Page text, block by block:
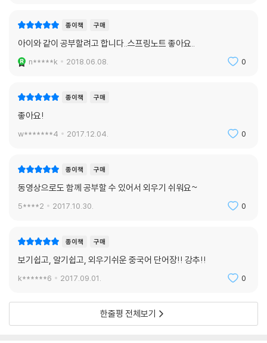
종이책 구매
아이와 같이 공부할려고 합니다..스프링노트 좋아요..
n*****k 2018.06.08. 0
종이책 구매
좋아요!
w*******4 2017.12.04. 0
종이책 구매
동영상으로도 함께 공부할 수 있어서 외우기 쉬워요~
5****2 2017.10.30. 0
종이책 구매
보기쉽고, 알기쉽고, 외우기쉬운 중국어 단어장!! 강추!!
k******6 2017.09.01. 0
한줄평 전체보기